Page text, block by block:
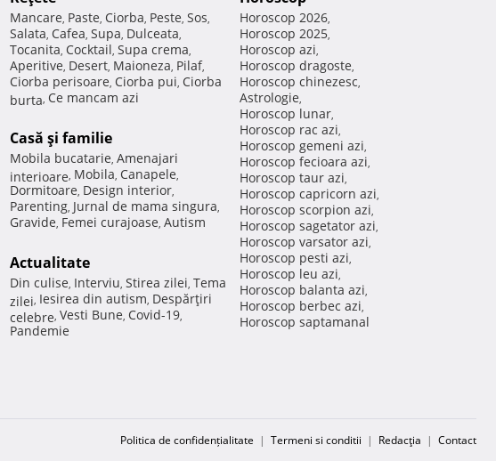
Mancare, Paste, Ciorba, Peste, Sos,
Salata, Cafea, Supa, Dulceata,
Tocanita, Cocktail, Supa crema,
Aperitive, Desert, Maioneza, Pilaf,
Ciorba perisoare, Ciorba pui, Ciorba
burta, Ce mancam azi
Casă şi familie
Mobila bucatarie, Amenajari
interioare, Mobila, Canapele,
Dormitoare, Design interior,
Parenting, Jurnal de mama singura,
Gravide, Femei curajoase, Autism
Actualitate
Din culise, Interviu, Stirea zilei, Tema
zilei, Iesirea din autism, Despărţiri
celebre, Vesti Bune, Covid-19,
Pandemie
Horoscop 2026,
Horoscop 2025,
Horoscop azi,
Horoscop dragoste,
Horoscop chinezesc,
Astrologie,
Horoscop lunar,
Horoscop rac azi,
Horoscop gemeni azi,
Horoscop fecioara azi,
Horoscop taur azi,
Horoscop capricorn azi,
Horoscop scorpion azi,
Horoscop sagetator azi,
Horoscop varsator azi,
Horoscop pesti azi,
Horoscop leu azi,
Horoscop balanta azi,
Horoscop berbec azi,
Horoscop saptamanal
Politica de confidențialitate | Termeni si conditii | Redacţia | Contact